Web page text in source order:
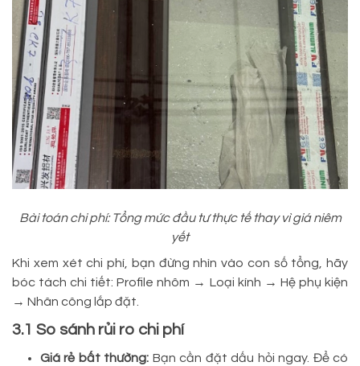
Bài toán chi phí: Tổng mức đầu tư thực tế thay vì giá niêm
yết
Khi xem xét chi phí, bạn đừng nhìn vào con số tổng, hãy
bóc tách chi tiết: Profile nhôm → Loại kính → Hệ phụ kiện
→ Nhân công lắp đặt.
3.1 So sánh rủi ro chi phí
Giá rẻ bất thường: Bạn cần đặt dấu hỏi ngay. Để có